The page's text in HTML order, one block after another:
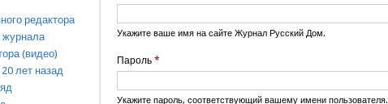
Укажите ваше имя на сайте Журнал Русский Дом.
Пароль*
Укажите пароль, соответствующий вашему имени пользователя.
редактора
журнала
(видео)
лет назад